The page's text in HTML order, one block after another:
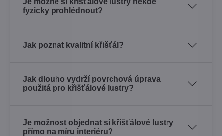
fyzicky prohlédnout?
Jak poznat kvalitní křišťál?
Jak dlouho vydrží povrchová úprava
použitá pro křišťálové lustry?
Je možnost objednat si křišťálové lustry
přímo na míru interiéru?